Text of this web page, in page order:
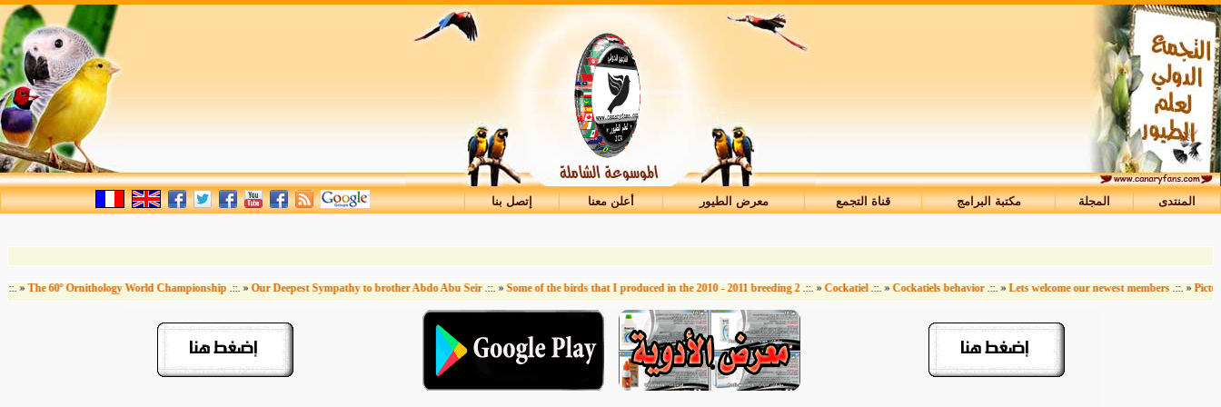
المنتدى المجلة مكتبة البرامج قناة التجمع معرض الطيور أعلن معنا إتصل بنا